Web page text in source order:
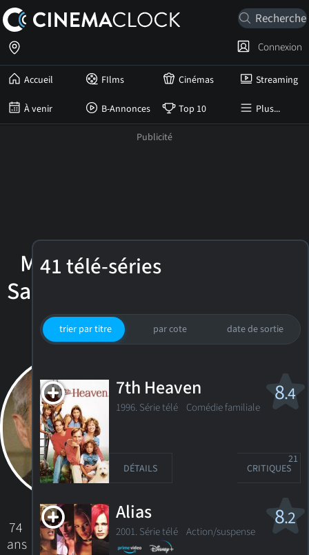
Accueil FIlms Cinémas Streaming
À venir B-Annonces Top 10 Plus...
Connexion
Miguel
Sandoval
74
ans
41 télé-séries
trier par titre par cote date de sortie
8.4
7th Heaven
1996. Série télé Comédie familiale
DÉTAILS CRITIQUES
21
8.2
Alias
2001. Série télé Action/suspense